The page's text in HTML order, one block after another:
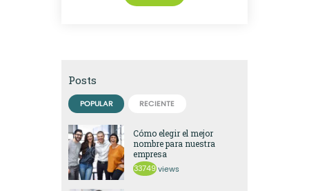
Posts
POPULAR RECIENTE
Cómo elegir el mejor
nombre para nuestra
empresa
33749 views